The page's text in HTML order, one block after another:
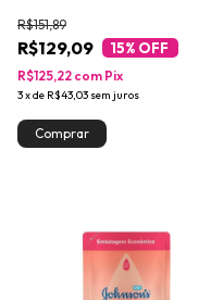
R$129,09
R$151,89
15% OFF
3xde R$43,03 sem juros
R$125,22 com Pix